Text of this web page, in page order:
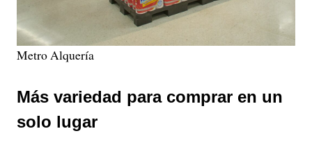
Metro Alquería
Más variedad para comprar en un
solo lugar